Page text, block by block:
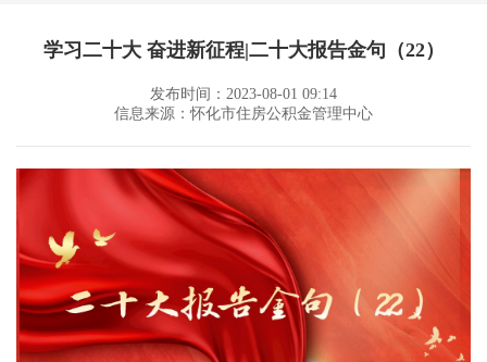
学习二十大 奋进新征程|二十大报告金句（22）
发布时间：2023-08-01 09:14
信息来源：怀化市住房公积金管理中心